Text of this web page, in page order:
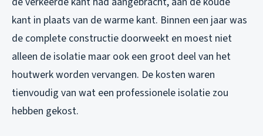
kant in plaats van de warme kant. Binnen een jaar was
de complete constructie doorweekt en moest niet
alleen de isolatie maar ook een groot deel van het
houtwerk worden vervangen. De kosten waren
tienvoudig van wat een professionele isolatie zou
hebben gekost.